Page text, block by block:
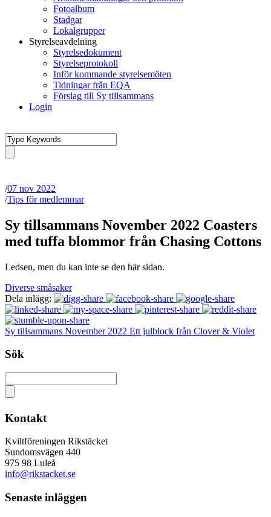
Fotoalbum
Stadgar
Lokalgrupper
Styrelseavdelning
Styrelsedokument
Styrelseprotokoll
Inför kommande styrelsemöten
Tidningar från EQA
Förslag till Sy tillsammans
Login
/07 nov 2022
/Tips för medlemmar
Sy tillsammans November 2022 Coasters
med tuffa blommor från Chasing Cottons
Ledsen, men du kan inte se den här sidan.
Diverse småsaker
Dela inlägg:
Sy tillsammans November 2022 Ett julblock från Clover & Violet
Sök
Kontakt
Kviltföreningen Rikstäcket
Sundomsvägen 440
975 98 Luleå
info@rikstacket.se
Senaste inläggen